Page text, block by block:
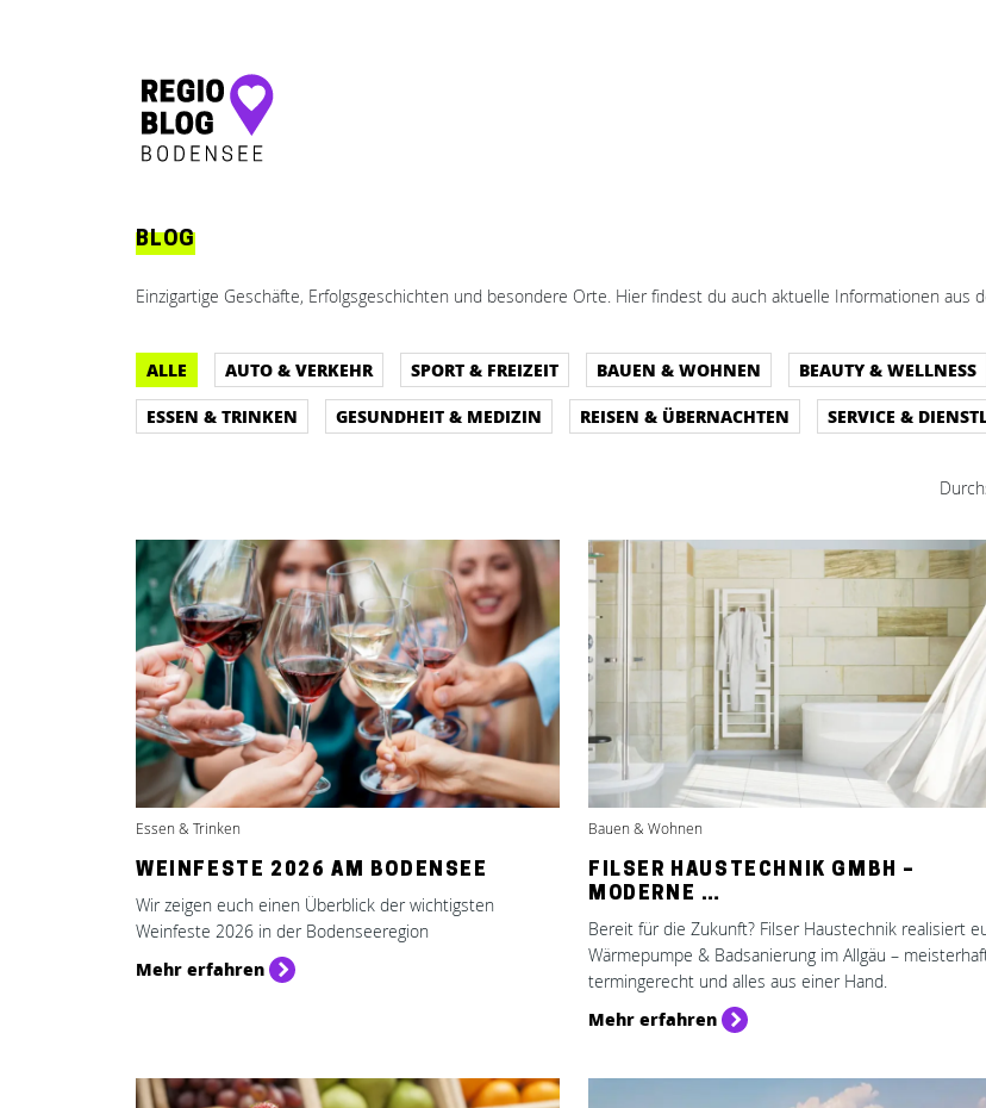
Hauptnavigation
BLOG
Einzigartige Geschäfte, Erfolgsgeschichten und besondere Orte. Hier findest du auch aktuelle Informationen aus
ALLE AUTO & VERKEHR SPORT & FREIZEIT BAUEN & WOHNEN BEAUTY & WELLNESS
ESSEN & TRINKEN
GESUNDHEIT & MEDIZIN REISEN & ÜBERNACHTEN SERVICE &
Essen & Trinken
WEINFESTE 2026 AM BODENSEE
Wir zeigen euch einen Überblick der wichtigsten
Weinfeste 2026 in der Bodenseeregion
Mehr erfahren
Bauen & Wohnen
FILSER HAUSTECHNIK GMBH –
MODERNE …
Bereit für die Zukunft? Filser Haustechnik realisiert
Wärmepumpe & Badsanierung im Allgäu –
termingerecht und alles aus einer Hand.
Mehr erfahren